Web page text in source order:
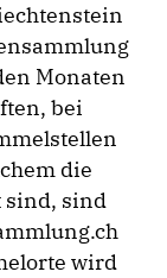
Monaten
bei
die
sind, sind
wird